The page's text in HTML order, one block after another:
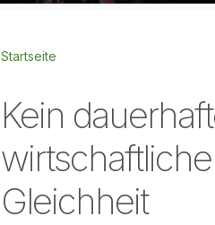
Startseite
Kein
Gleichheit